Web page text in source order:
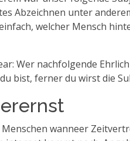
Abzeichnen unter
welcher Mensch
Wer nachfolgende
bist, ferner du wirst die
wanneer